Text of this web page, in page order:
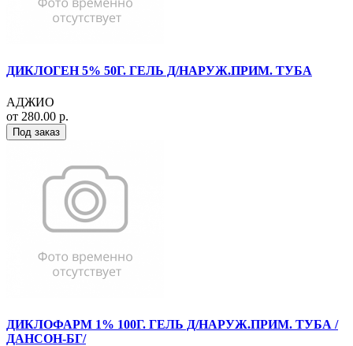
ДИКЛОГЕН 5% 50Г. ГЕЛЬ Д/НАРУЖ.ПРИМ. ТУБА
АДЖИО
от 280.00 р.
Под заказ
ДИКЛОФАРМ 1% 100Г. ГЕЛЬ Д/НАРУЖ.ПРИМ. ТУБА /
ДАНСОН-БГ/